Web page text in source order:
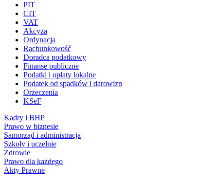
PIT
CIT
VAT
Akcyza
Ordynacja
Rachunkowość
Doradca podatkowy
Finanse publiczne
Podatki i opłaty lokalne
Podatek od spadków i darowizn
Orzeczenia
KSeF
Kadry i BHP
Prawo w biznesie
Samorząd i administracja
Szkoły i uczelnie
Zdrowie
Prawo dla każdego
Akty Prawne